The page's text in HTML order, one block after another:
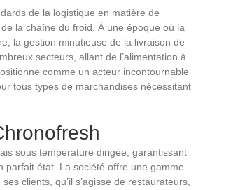
de la logistique en matière de
la chaîne du froid. À une époque où la
la gestion minutieuse de la livraison de
secteurs, allant de l’alimentation à
comme un acteur incontournable
tous types de marchandises nécessitant
sous température dirigée, garantissant
parfait état. La société offre une gamme
clients, qu’il s’agisse de restaurateurs,